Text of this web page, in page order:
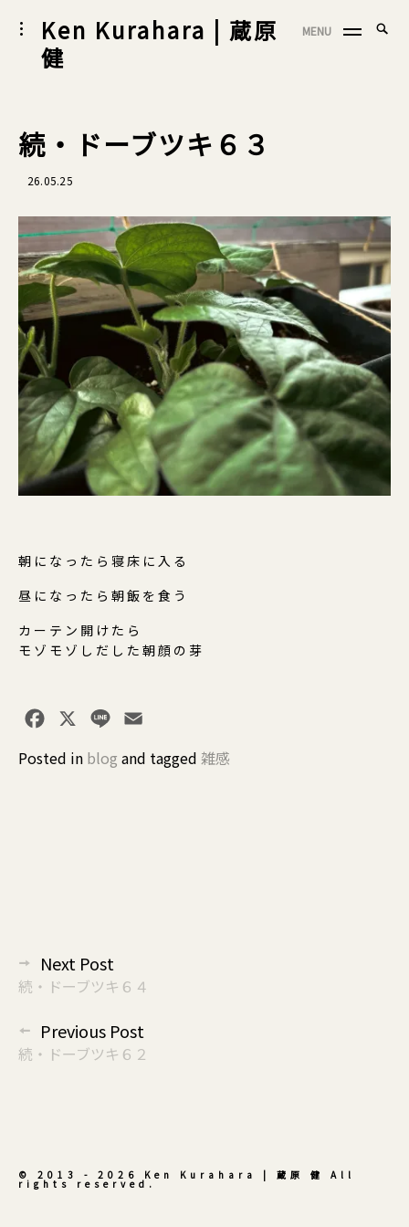
Skip
to
content
Ken Kurahara | 蔵原
健
toggle
open/close
sidebar
MENU
続・ドーブツキ６３
26.05.25
朝になったら寝床に入る
昼になったら朝飯を食う
カーテン開けたら
モゾモゾしだした朝顔の芽
Facebook Line
Posted in blog and tagged 雑感
投
稿
ビ
ゲ
ン
Next Post
続・ドーブツキ６４
Previous Post
続・ドーブツキ６２
© 2013 - 2026 Ken Kurahara | 蔵原 健 All
rights reserved.